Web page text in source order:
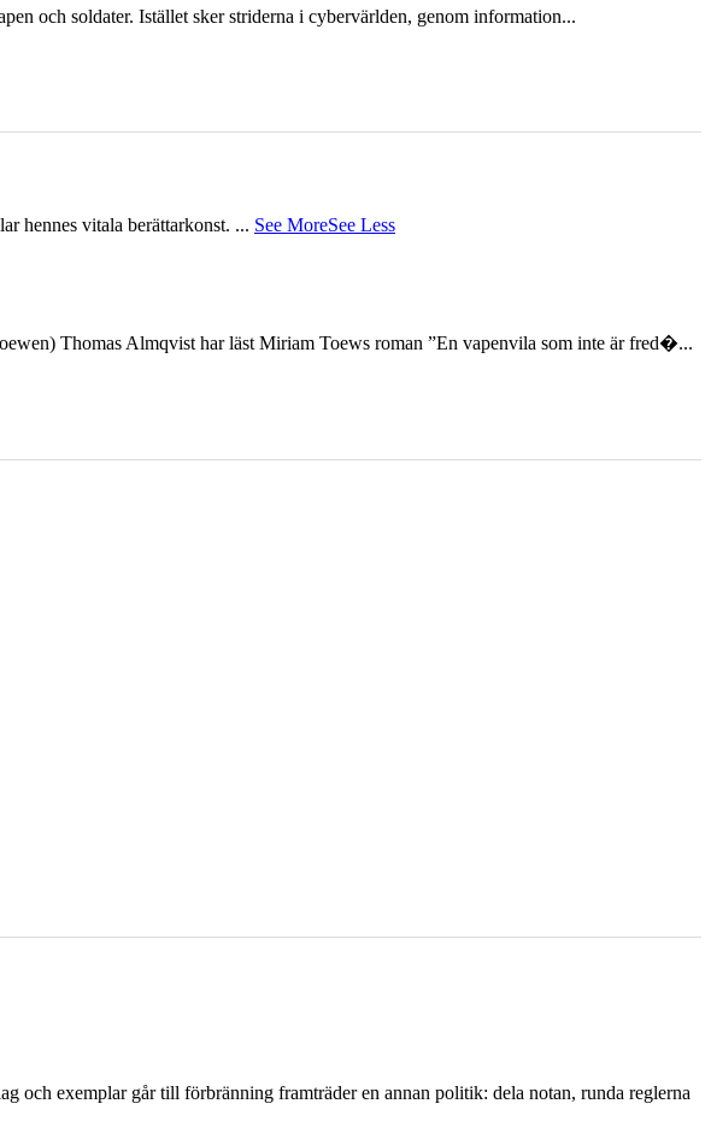
och soldater. Istället sker striderna i cybervärlden, genom information...
hennes vitala berättarkonst. ... See MoreSee Less
Thomas Almqvist har läst Miriam Toews roman ”En vapenvila som inte är fred�...
och exemplar går till förbränning framträder en annan politik: dela notan, runda reglerna